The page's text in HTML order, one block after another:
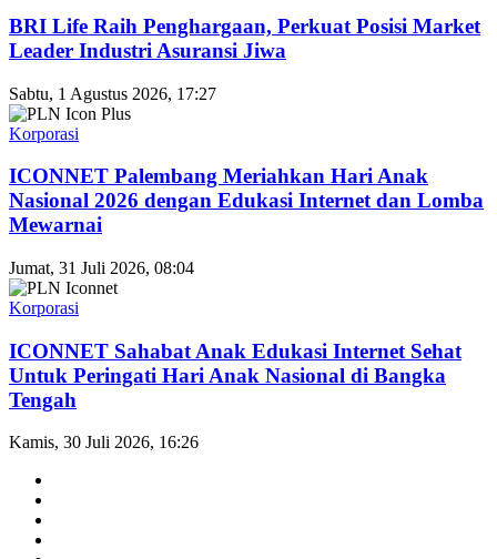
BRI Life Raih Penghargaan, Perkuat Posisi Market
Leader Industri Asuransi Jiwa
Sabtu, 1 Agustus 2026, 17:27
Korporasi
ICONNET Palembang Meriahkan Hari Anak
Nasional 2026 dengan Edukasi Internet dan Lomba
Mewarnai
Jumat, 31 Juli 2026, 08:04
Korporasi
ICONNET Sahabat Anak Edukasi Internet Sehat
Untuk Peringati Hari Anak Nasional di Bangka
Tengah
Kamis, 30 Juli 2026, 16:26